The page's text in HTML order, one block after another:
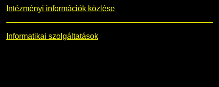
Intézményi információk közlése
Informatikai szolgáltatások